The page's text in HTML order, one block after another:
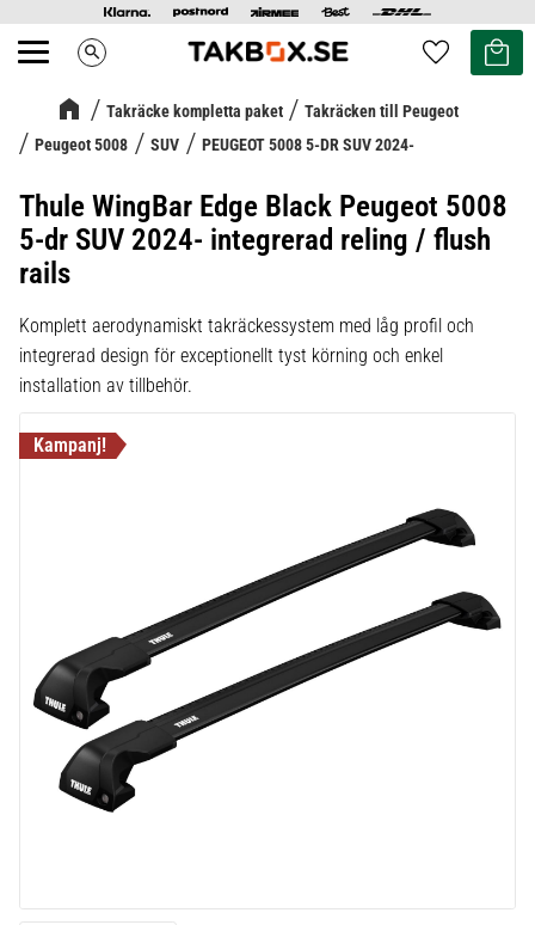
Meny search Favoriter
Kundvagn
Takräcke kompletta paket
Takräcken till Peugeot
Peugeot 5008
SUV PEUGEOT 5008 5-DR SUV 2024-
Thule WingBar Edge Black Peugeot 5008
5-dr SUV 2024- integrerad reling / flush
rails
Komplett aerodynamiskt takräckessystem med låg profil och
integrerad design för exceptionellt tyst körning och enkel
installation av tillbehör.